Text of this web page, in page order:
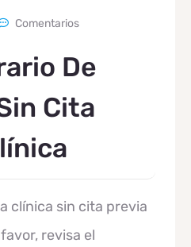
Comentarios
De
Cita
clínica sin cita previa
revisa el